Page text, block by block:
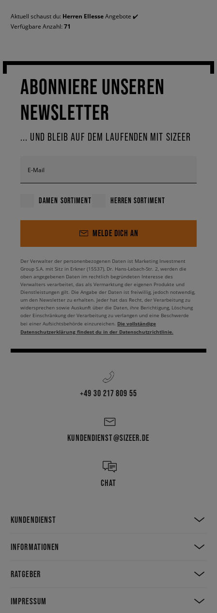
Aktuell schaust du: Herren EllesseAngebote ✔️
Verfügbare Anzahl: 71
ABONNIERE UNSEREN
NEWSLETTER
... UND BLEIB AUF DEM LAUFENDEN MIT SIZEER
E-Mail
DAMEN SORTIMENT HERREN SORTIMENT
MELDE DICH AN
Der Verwalter der personenbezogenen Daten ist Marketing Investment
Group S.A. mit Sitz in Erkner (15537), Dr. Hans-Lebach-Str. 2, werden die
oben angegebenen Daten im rechtlich begründeten Interesse des
Verwalters verarbeitet, das als Vermarktung der eigenen Produkte und
Dienstleistungen gilt. Die Angabe der Daten ist freiwillig, jedoch notwendig,
um den Newsletter zu erhalten. Jeder hat das Recht, der Verarbeitung zu
widersprechen sowie Auskunft über die Daten, ihre Berichtigung, Löschung
oder Einschränkung der Verarbeitung zu verlangen und eine Beschwerde
bei einer Aufsichtsbehörde einzureichen. Die vollständige
Datenschutzerklärung findest du in der Datenschutzrichtlinie.
+49 30 217 809 55
KUNDENDIENST@SIZEER.DE
CHAT
KUNDENDIENST
INFORMATIONEN
RATGEBER
IMPRESSUM